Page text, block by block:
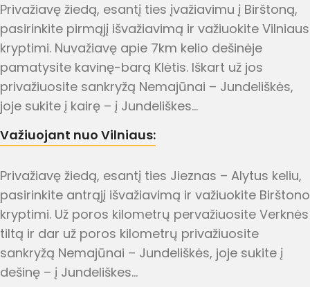
Privažiavę žiedą, esantį ties įvažiavimu į Birštoną,
pasirinkite pirmąjį išvažiavimą ir važiuokite Vilniaus
kryptimi. Nuvažiavę apie 7km kelio dešinėje
pamatysite kavinę-barą Klėtis. Iškart už jos
privažiuosite sankryžą Nemajūnai – Jundeliškės,
joje sukite į kairę – į Jundeliškes…
Važiuojant nuo Vilniaus:
Privažiavę žiedą, esantį ties Jieznas – Alytus keliu,
pasirinkite antrąjį išvažiavimą ir važiuokite Birštono
kryptimi. Už poros kilometrų pervažiuosite Verknės
tiltą ir dar už poros kilometrų privažiuosite
sankryžą Nemajūnai – Jundeliškės, joje sukite į
dešinę – į Jundeliškes…